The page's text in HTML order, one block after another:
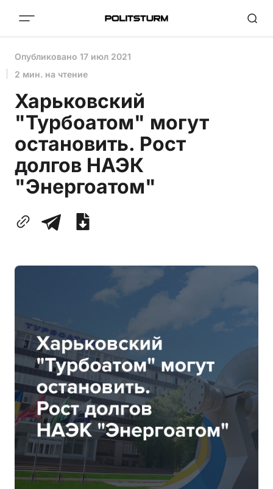
Опубликовано 17 июл 2021
2 мин. на чтение
Харьковский
"Турбоатом" могут
остановить. Рост
долгов НАЭК
"Энергоатом"